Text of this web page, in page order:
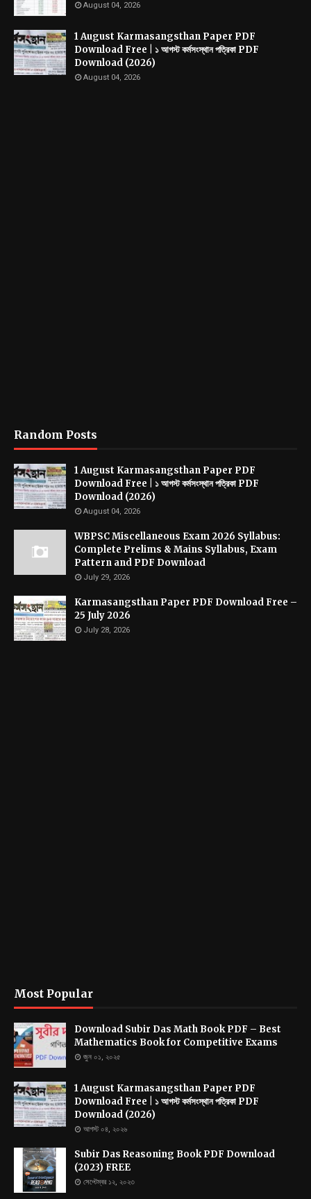
August 04, 2026
1 August Karmasangsthan Paper PDF
Download Free | ১ আগস্ট কর্মসংস্থান পত্রিকা PDF
Download (2026)
August 04, 2026
Random Posts
1 August Karmasangsthan Paper PDF
Download Free | ১ আগস্ট কর্মসংস্থান পত্রিকা PDF
Download (2026)
August 04, 2026
WBPSC Miscellaneous Exam 2026 Syllabus:
Complete Prelims & Mains Syllabus, Exam
Pattern and PDF Download
July 29, 2026
Karmasangsthan Paper PDF Download Free –
25 July 2026
July 28, 2026
Most Popular
Download Subir Das Math Book PDF – Best
Mathematics Book for Competitive Exams
জুন ০১, ২০২৫
1 August Karmasangsthan Paper PDF
Download Free | ১ আগস্ট কর্মসংস্থান পত্রিকা PDF
Download (2026)
আগস্ট ০৪, ২০২৬
Subir Das Reasoning Book PDF Download
(2023) FREE
সেপ্টেম্বর ১২, ২০২৩